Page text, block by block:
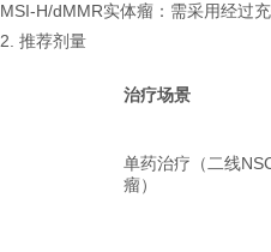
MSI-H/dMMR实体瘤：需采用经过
2. 推荐剂量
治疗场景
单药治疗（二线
瘤）